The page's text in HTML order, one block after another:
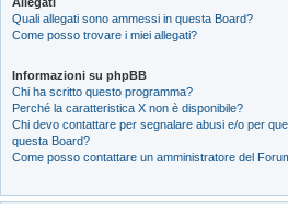
Quali allegati sono ammessi in questa Board?
Come posso trovare i miei allegati?
Informazioni su phpBB
Chi ha scritto questo programma?
Perché la caratteristica X non è disponibile?
Chi devo contattare per segnalare abusi e/o per
questa Board?
Come posso contattare un amministratore del